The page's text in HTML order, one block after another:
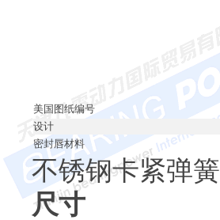
美国图纸编号
设计
密封唇材料
不锈钢卡紧弹簧
尺寸